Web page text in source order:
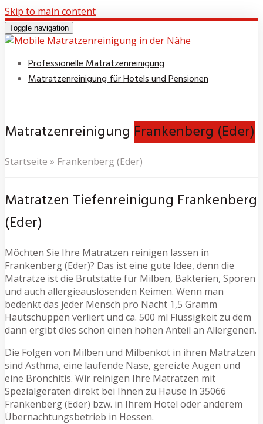
Skip to main content
Toggle navigation
Professionelle Matratzenreinigung
Matratzenreinigung für Hotels und Pensionen
Matratzenreinigung Frankenberg (Eder)
Startseite » Frankenberg (Eder)
Matratzen Tiefenreinigung Frankenberg
(Eder)
Möchten Sie Ihre Matratzen reinigen lassen in
Frankenberg (Eder)? Das ist eine gute Idee, denn die
Matratze ist die Brutstätte für Milben, Bakterien, Sporen
und auch allergieauslösenden Keimen. Wenn man
bedenkt das jeder Mensch pro Nacht 1,5 Gramm
Hautschuppen verliert und ca. 500 ml Flüssigkeit zu dem
dann ergibt dies schon einen hohen Anteil an Allergenen.
Die Folgen von Milben und Milbenkot in ihren Matratzen
sind Asthma, eine laufende Nase, gereizte Augen und
eine Bronchitis. Wir reinigen Ihre Matratzen mit
Spezialgeräten direkt bei Ihnen zu Hause in 35066
Frankenberg (Eder) bzw. in Ihrem Hotel oder anderem
Übernachtungsbetrieb in Hessen.